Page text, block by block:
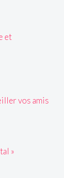
et
vos amis
»